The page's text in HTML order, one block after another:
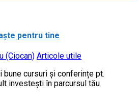
pentru tine
(Ciocan) Articole utile
bune cursuri şi conferințe pt.
investești în parcursul tău